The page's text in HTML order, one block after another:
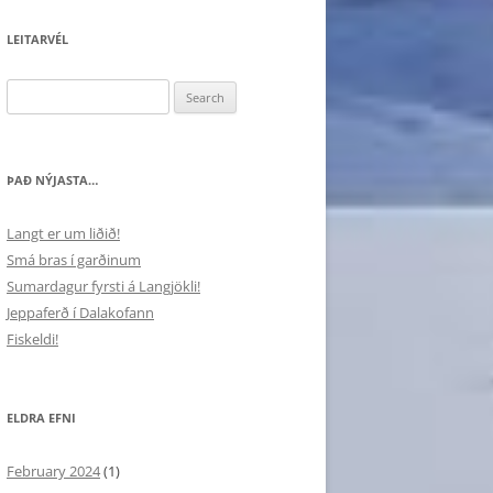
LEITARVÉL
for:
ÞAÐ NÝJASTA…
Langt er um liðið!
Smá bras í garðinum
Sumardagur fyrsti á Langjökli!
Jeppaferð í Dalakofann
Fiskeldi!
ELDRA EFNI
February 2024(1)